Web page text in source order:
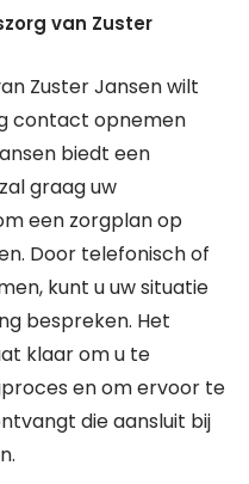
van Zuster
Zuster Jansen wilt
contact opnemen
biedt een
graag uw
een zorgplan op
Door telefonisch of
kunt u uw situatie
bespreken. Het
klaar om u te
en om ervoor te
die aansluit bij